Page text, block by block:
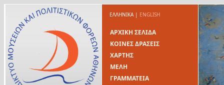
ΕΛΛΗΝΙΚΑ| ENGLISH
ΑΡΧΙΚΗ ΣΕΛΙΔΑ
ΚΟΙΝΕΣ ΔΡΑΣΕΙΣ
ΧΑΡΤΗΣ
ΜΕΛΗ
ΓΡΑΜΜΑΤΕΙΑ